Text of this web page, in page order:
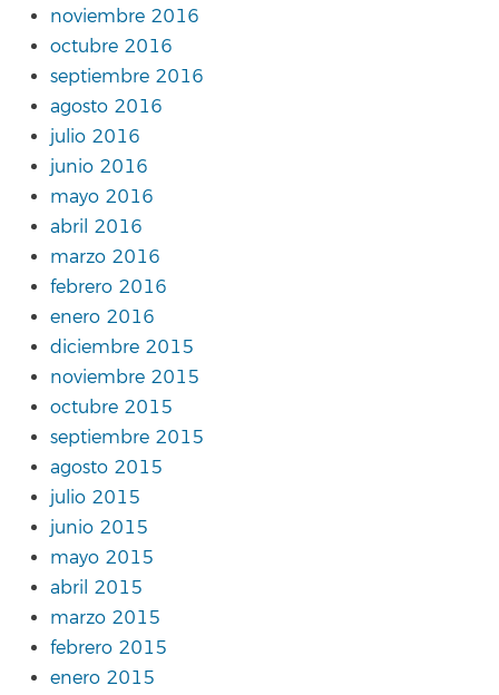
noviembre 2016
octubre 2016
septiembre 2016
agosto 2016
julio 2016
junio 2016
mayo 2016
abril 2016
marzo 2016
febrero 2016
enero 2016
diciembre 2015
noviembre 2015
octubre 2015
septiembre 2015
agosto 2015
julio 2015
junio 2015
mayo 2015
abril 2015
marzo 2015
febrero 2015
enero 2015